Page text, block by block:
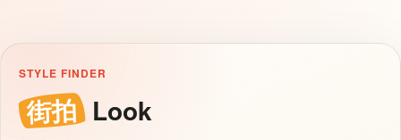
STYLE FINDER
街拍 Look